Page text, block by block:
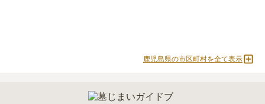
鹿児島県の市区町村を全て表示